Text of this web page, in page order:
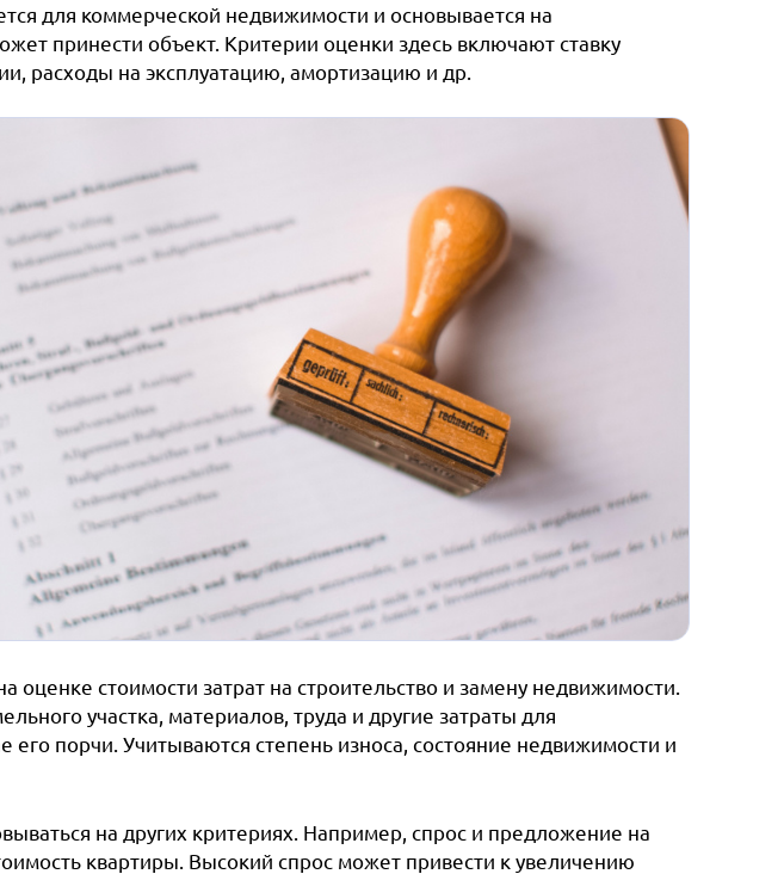
для коммерческой недвижимости и основывается на
принести объект. Критерии оценки здесь включают ставку
расходы на эксплуатацию, амортизацию и др.
оценке стоимости затрат на строительство и замену недвижимости.
участка, материалов, труда и другие затраты для
его порчи. Учитываются степень износа, состояние недвижимости и
на других критериях. Например, спрос и предложение на
квартиры. Высокий спрос может привести к увеличению